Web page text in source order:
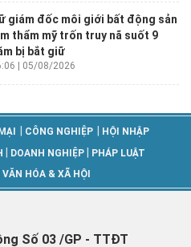
giám đốc môi giới bất động sản
thẩm mỹ trốn truy nã suốt 9
bị bắt giữ
| 05/08/2026
CÔNG NGHIỆP HỘI NHẬP
DOANH NGHIỆP PHÁP LUẬT
VĂN HÓA & XÃ HỘI
Số 03 /GP - TTĐT